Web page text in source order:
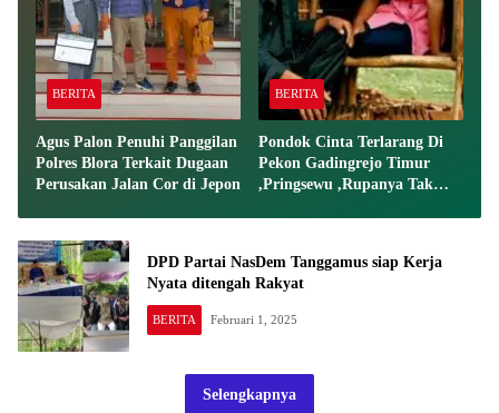
BERITA
Agus Palon Penuhi Panggilan
Polres Blora Terkait Dugaan
Perusakan Jalan Cor di Jepon
BERITA
Pondok Cinta Terlarang Di
Pekon Gadingrejo Timur
,Pringsewu ,Rupanya Tak
DPD Partai NasDem Tanggamus siap Kerja
Nyata ditengah Rakyat
BERITA Februari 1, 2025
Selengkapnya